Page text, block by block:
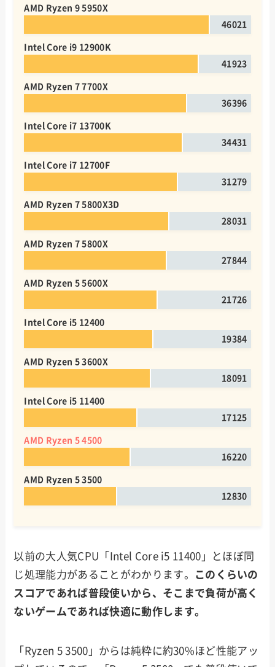
AMD Ryzen 9 5950X
46021
Intel Core i9 12900K
41923
AMD Ryzen 7 7700X
36396
Intel Core i7 13700K
34431
Intel Core i7 12700F
31279
AMD Ryzen 7 5800X3D
28031
AMD Ryzen 7 5800X
27844
AMD Ryzen 5 5600X
21726
Intel Core i5 12400
19384
AMD Ryzen 5 3600X
18091
Intel Core i5 11400
17125
AMD Ryzen 5 4500
16220
AMD Ryzen 5 3500
12830
以前の大人気CPU「Intel Core i5 11400」とほぼ同
じ処理能力があることがわかります。
このくらいの
スコアであれば普段使いから、そこまで負荷が高く
ないゲームであれば快適に動作します。
「Ryzen 5 3500」からは純粋に約30%ほど性能アッ